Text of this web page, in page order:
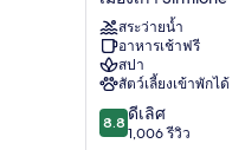
เซอร์
มิ
โอเน
เท
อร์
เม
เมือง
สระว่ายน้ำ
อาหารเช้าฟรี
สปา
สัตว์เลี้ยงเข้าพักได้
8.8
จาก
8.8 ดีเลิศ
1,006 รีวิว